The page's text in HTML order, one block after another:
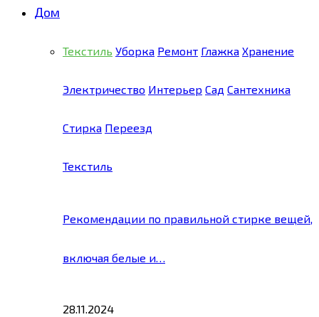
Дом
Текстиль Уборка Ремонт Глажка Хранение
Электричество Интерьер Сад Сантехника
Стирка Переезд
Текстиль
Рекомендации по правильной стирке вещей,
включая белые и…
28.11.2024